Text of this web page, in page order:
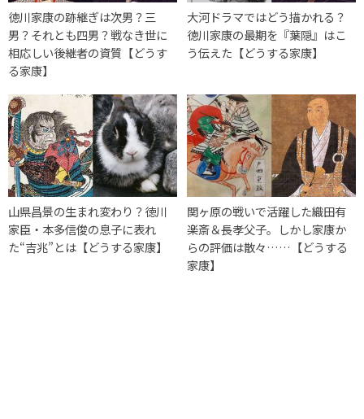
徳川家康の跡継ぎは次男？三
男？それとも四男？戦なき世に
相応しい後継者の資質【どうす
る家康】
大河ドラマではどう描かれる？
徳川家康の最期を『葉隠』はこ
う伝えた【どうする家康】
山県昌景の生まれ変わり？徳川
家臣・本多信俊の息子に表れ
た“吉兆”とは【どうする家康】
関ヶ原の戦いで活躍した織田有
楽斎＆長孝父子。しかし家康か
らの評価は散々……【どうする
家康】